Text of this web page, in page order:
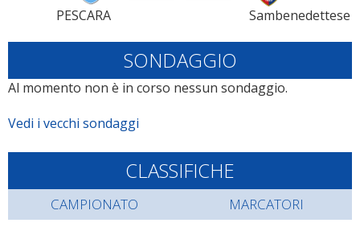
PESCARA Sambenedettese
SONDAGGIO
Al momento non è in corso nessun sondaggio.
Vedi i vecchi sondaggi
CLASSIFICHE
CAMPIONATO MARCATORI